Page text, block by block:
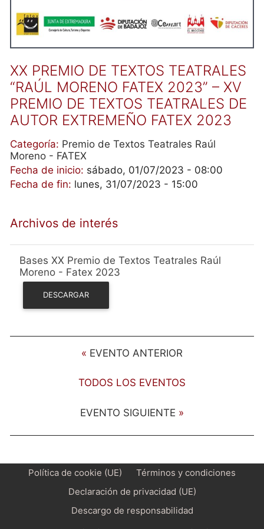
XX PREMIO DE TEXTOS TEATRALES
“RAÚL MORENO FATEX 2023” – XV
PREMIO DE TEXTOS TEATRALES DE
AUTOR EXTREMEÑO FATEX 2023
Categoría: Premio de Textos Teatrales Raúl
Moreno - FATEX
Fecha de inicio: sábado, 01/07/2023 - 08:00
Fecha de fin: lunes, 31/07/2023 - 15:00
Archivos de interés
Bases XX Premio de Textos Teatrales Raúl
Moreno - Fatex 2023
DESCARGAR
« EVENTO ANTERIOR
TODOS LOS EVENTOS
EVENTO SIGUIENTE »
Política de cookie (UE)
Términos y condiciones
Declaración de privacidad (UE)
Descargo de responsabilidad